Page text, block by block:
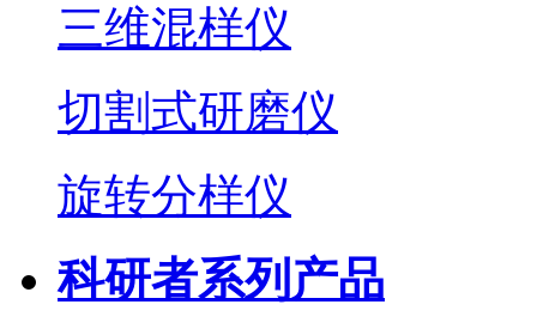
三维混样仪
切割式研磨仪
旋转分样仪
科研者系列产品